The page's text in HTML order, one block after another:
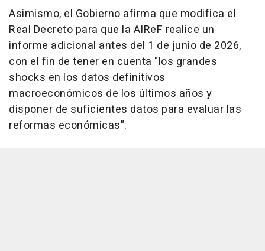
Asimismo, el Gobierno afirma que modifica el
Real Decreto para que la AIReF realice un
informe adicional antes del 1 de junio de 2026,
con el fin de tener en cuenta "los grandes
shocks en los datos definitivos
macroeconómicos de los últimos años y
disponer de suficientes datos para evaluar las
reformas económicas".